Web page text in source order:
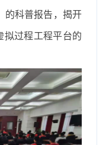
的科普报告，揭开
拟过程工程平台的